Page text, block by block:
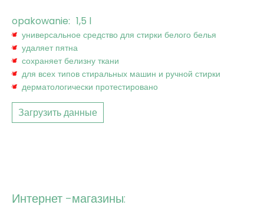
opakowanie: 1,5 l
универсальное средство для стирки белого белья
удаляет пятна
сохраняет белизну ткани
для всех типов стиральных машин и ручной стирки
дерматологически протестировано
Загрузить данные
Интернет -магазины: